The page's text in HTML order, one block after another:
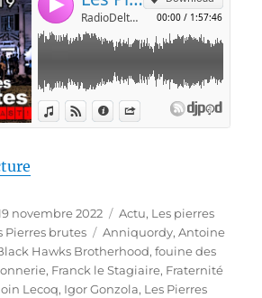
novembre 2022 Catégories
Actu, Les pierres
Pierres brutes Étiquettes
Anniquordy,Antoine
Hawks Brotherhood,fouine des
, Franck le Stagiaire, Fraternité
Lecoq, Igor Gonzola, Les Pierres